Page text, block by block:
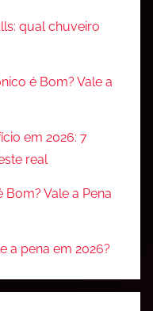
qual chuveiro
é Bom? Vale a
em 2026: 7
real
Vale a Pena
a pena em 2026?